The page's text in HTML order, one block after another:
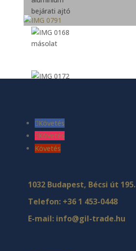
Követés
Követés
Követés
1032 Budapest, Bécsi út 195.
Telefon: +36 1 453-0448
E-mail: info@gil-trade.hu